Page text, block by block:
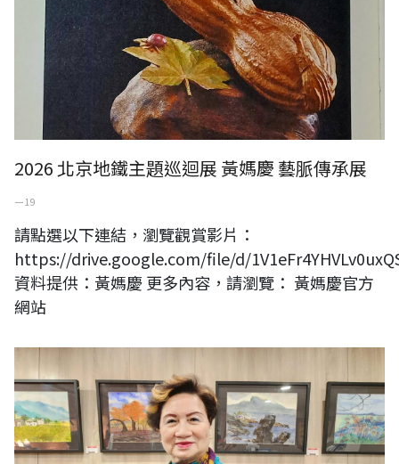
2026 北京地鐵主題巡迴展 黃媽慶 藝脈傳承展
一 19
請點選以下連結，瀏覽觀賞影片：
https://drive.google.com/file/d/
資料提供：黃媽慶 更多內容，請瀏覽： 黃媽慶官方
網站